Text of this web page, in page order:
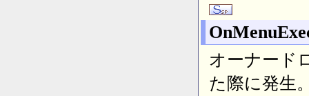
オーナード
た際に発生